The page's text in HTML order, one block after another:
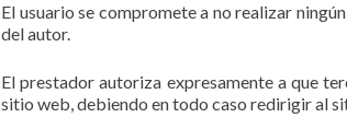
El usuario se compromete a no realizar
del autor.
El prestador autoriza expresamente a que
sitio web, debiendo en todo caso redirigir al